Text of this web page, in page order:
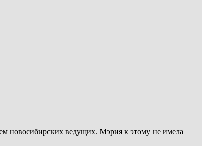
новосибирских ведущих. Мэрия к этому не имела